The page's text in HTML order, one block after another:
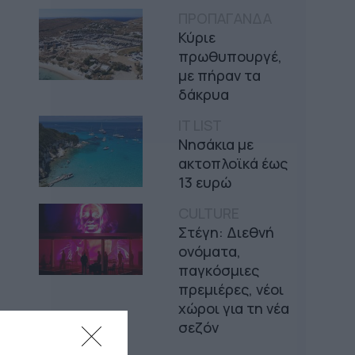
Κύριε
πρωθυπουργέ,
με πήραν τα
δάκρυα
Νησάκια με
ακτοπλοϊκά έως
13 ευρώ
Στέγη: Διεθνή
ονόματα,
παγκόσμιες
πρεμιέρες, νέοι
χώροι για τη νέα
σεζόν